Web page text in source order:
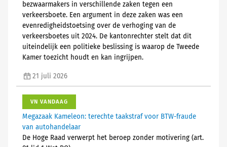
bezwaarmakers in verschillende zaken tegen een
verkeersboete. Een argument in deze zaken was een
evenredigheidstoetsing over de verhoging van de
verkeersboetes uit 2024. De kantonrechter stelt dat dit
uiteindelijk een politieke beslissing is waarop de Tweede
Kamer toezicht houdt en kan ingrijpen.
21 juli 2026
VN VANDAAG
Megazaak Kameleon: terechte taakstraf voor BTW-fraude
van autohandelaar
De Hoge Raad verwerpt het beroep zonder motivering (art.